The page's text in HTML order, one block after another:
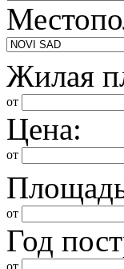
Жилая
от
Цена:
от
от
Год
от